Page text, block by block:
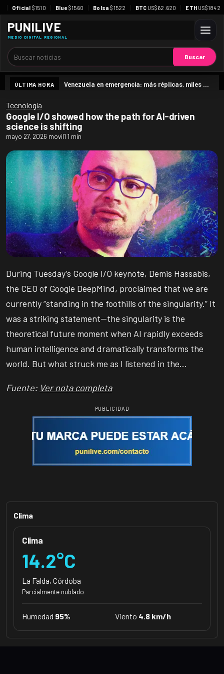
Oficial $1510 Blue$1560 Bolsa $1522 BTC US$62.620 ETH US$1842
PUNILIVE
MEDIO DIGITAL REGIONAL
Buscar Buscar
ÚLTIMA HORA Venezuela en emergencia: más réplicas, miles de víctimas y una promesa urgente de viviendas
Tecnología
Google I/O showed how the path for AI-driven
science is shifting
mayo 27, 2026 movil1 1 min
During Tuesday’s Google I/O keynote, Demis Hassabis,
the CEO of Google DeepMind, proclaimed that we are
currently “standing in the foothills of the singularity.” It
was a striking statement—the singularity is the
theoretical future moment when AI rapidly exceeds
human intelligence and dramatically transforms the
world. But what struck me as I listened in the…
Fuente: Ver nota completa
PUBLICIDAD
Clima
Clima
14.2°C
La Falda, Córdoba
Parcialmente nublado
Humedad 95% Viento 4.8 km/h